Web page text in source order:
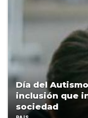
Día del
inclusión que
sociedad